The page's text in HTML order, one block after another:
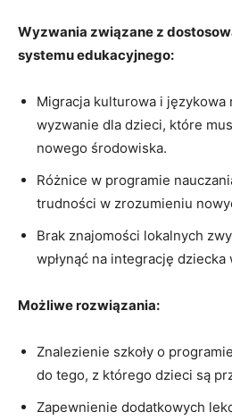
Wyzwania związane z
systemu edukacyjnego:
Migracja kulturowa i ‌językowa
wyzwanie dla dzieci, które
nowego środowiska.
Różnice w programie‌
trudności w zrozumieniu
Brak znajomości lokalnych
wpłynąć na⁢ integrację
Możliwe rozwiązania:
Znalezienie szkoły o
do tego, z którego dzieci ‌są
Zapewnienie⁢ dodatkowych